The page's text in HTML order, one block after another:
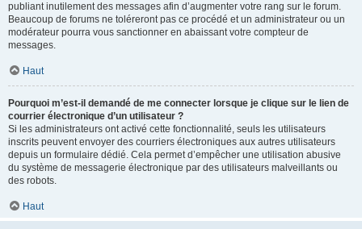
publiant inutilement des messages afin d’augmenter votre rang sur le forum.
Beaucoup de forums ne toléreront pas ce procédé et un administrateur ou un
modérateur pourra vous sanctionner en abaissant votre compteur de
messages.
Haut
Pourquoi m’est-il demandé de me connecter lorsque je clique sur le lien de
courrier électronique d’un utilisateur ?
Si les administrateurs ont activé cette fonctionnalité, seuls les utilisateurs
inscrits peuvent envoyer des courriers électroniques aux autres utilisateurs
depuis un formulaire dédié. Cela permet d’empêcher une utilisation abusive
du système de messagerie électronique par des utilisateurs malveillants ou
des robots.
Haut